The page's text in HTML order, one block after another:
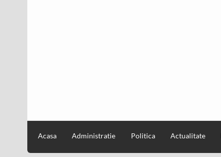
Acasa Administratie Politica Actualitate